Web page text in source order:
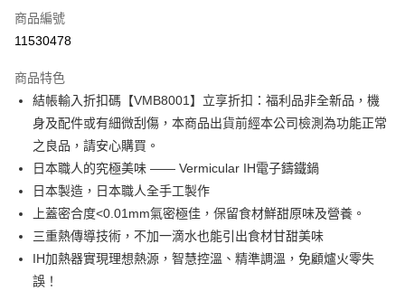
合作金庫商業銀行
上海商業儲蓄銀行
臺灣中小企業銀行
匯豐（台灣）商業銀行
華泰商業銀行
聯邦商業銀行
遠東國際商業銀行
元大商業銀行
玉山商業銀行
星展（台灣）商業銀行
台灣樂天信用卡公司
合作金庫商業銀行
上海商業儲蓄銀行
國泰世華商業銀行
兆豐國際商業銀行
匯豐（台灣）商業銀行
華泰商業銀行
聯邦商業銀行
元大商業銀行
永豐商業銀行
玉山商業銀行
台新國際商業銀行
中國信託商業銀行
即享券
LINE Pay
Apple Pay
街口支付
Google Pay
ATM付款
運送方式
宅配
商品編號
11530478
商品特色
結帳輸入折扣碼【VMB8001】立享折扣：福利品非全新品，機
身及配件或有細微刮傷，本商品出貨前經本公司檢測為功能正常
之良品，請安心購買。
日本職人的究極美味 —— Vermicular IH電子鑄鐵鍋
日本製造，日本職人全手工製作
上蓋密合度<0.01mm氣密極佳，保留食材鮮甜原味及營養。
三重熱傳導技術，不加一滴水也能引出食材甘甜美味
IH加熱器實現理想熱源，智慧控溫、精準調溫，免顧爐火零失
誤！